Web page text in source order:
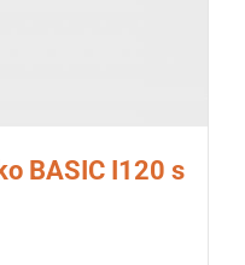
BASIC I120 s